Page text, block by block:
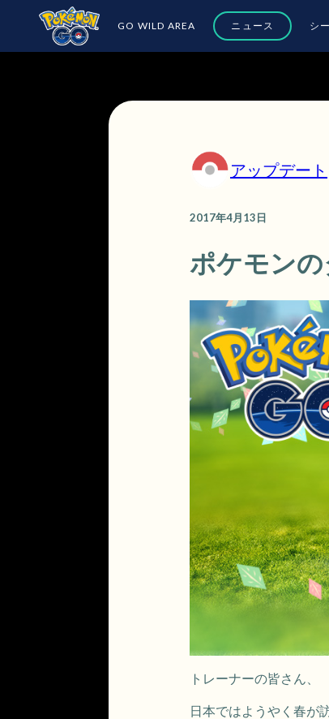
GO WILD AREA ニュース シ
アップデート
2017年4月13日
ポケモンの
トレーナーの皆さん、
日本ではようやく春が